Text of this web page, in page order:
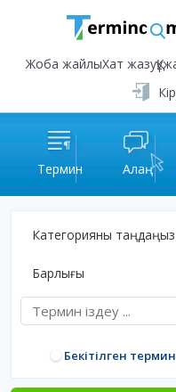
Жоба жайлыХат жазу
Термин Алаң
Категорияны таңдаңыз
Барлығы
Бекітілген